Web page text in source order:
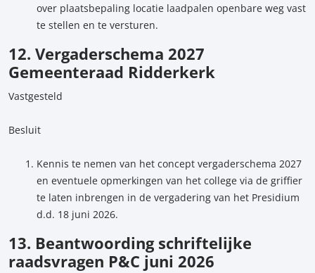
over plaatsbepaling locatie laadpalen openbare weg vast
te stellen en te versturen.
12. Vergaderschema 2027
Gemeenteraad Ridderkerk
Vastgesteld
Besluit
Kennis te nemen van het concept vergaderschema 2027
en eventuele opmerkingen van het college via de griffier
te laten inbrengen in de vergadering van het Presidium
d.d. 18 juni 2026.
13. Beantwoording schriftelijke
raadsvragen P&C juni 2026